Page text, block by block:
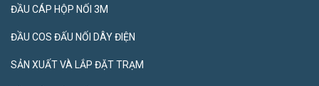
ĐẦU CÁP HỘP NỐI 3M
ĐẦU COS ĐẤU NỐI DÂY ĐIỆN
SẢN XUẤT VÀ LẮP ĐẶT TRẠM